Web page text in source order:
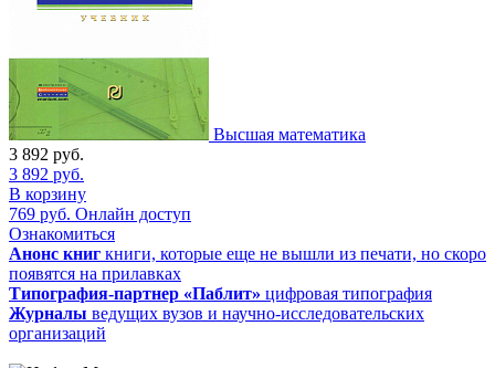
Высшая математика
3 892 руб.
3 892 руб.
В корзину
769 руб. Онлайн доступ
Ознакомиться
Анонс книг книги, которые еще не вышли из печати, но скоро
появятся на прилавках
Типография-партнер «Паблит» цифровая типография
Журналы ведущих вузов и научно-исследовательских
организаций